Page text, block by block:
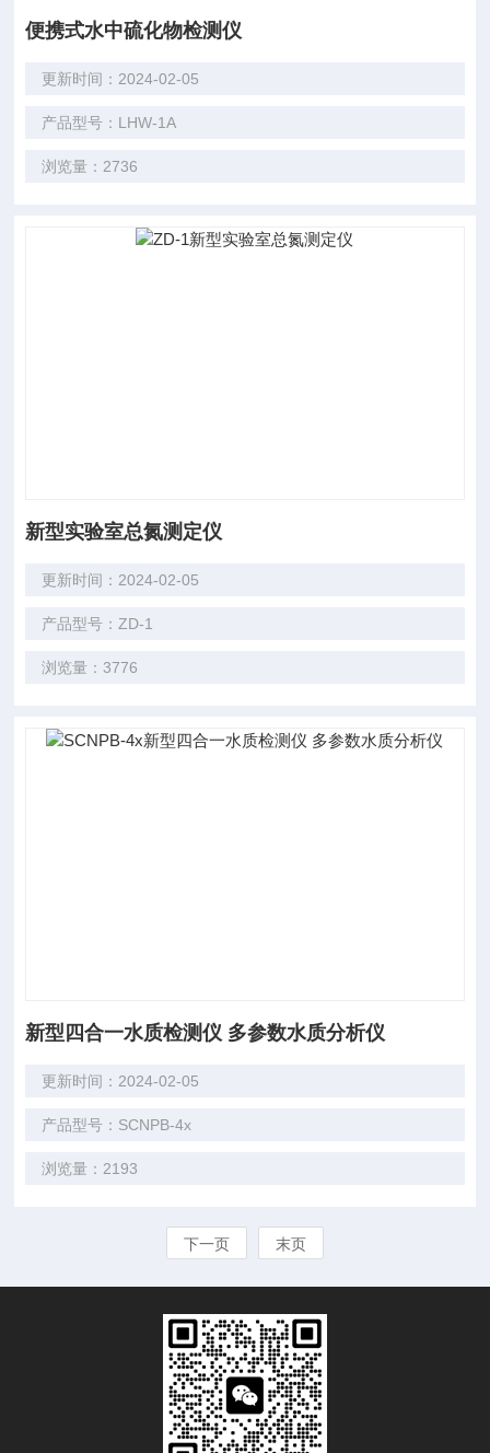
便携式水中硫化物检测仪
更新时间：2024-02-05
产品型号：LHW-1A
浏览量：2736
新型实验室总氮测定仪
更新时间：2024-02-05
产品型号：ZD-1
浏览量：3776
新型四合一水质检测仪 多参数水质分析仪
更新时间：2024-02-05
产品型号：SCNPB-4x
浏览量：2193
下一页 末页